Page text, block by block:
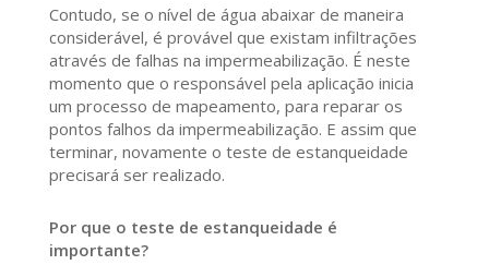
Contudo, se o nível de água abaixar de maneira
considerável, é provável que existam infiltrações
através de falhas na impermeabilização. É neste
momento que o responsável pela aplicação inicia
um processo de mapeamento, para reparar os
pontos falhos da impermeabilização. E assim que
terminar, novamente o teste de estanqueidade
precisará ser realizado.
Por que o teste de estanqueidade é
importante?